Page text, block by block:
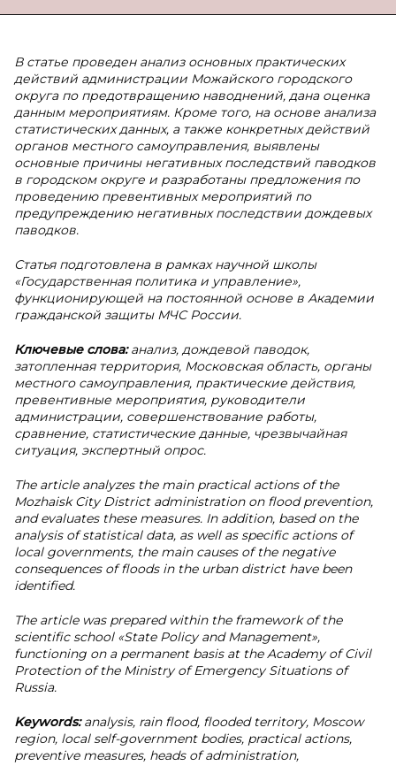
В статье проведен анализ основных практических
действий администрации Можайского городского
округа по предотвращению наводнений, дана оценка
данным мероприятиям. Кроме того, на основе анализа
статистических данных, а также конкретных действий
органов местного самоуправления, выявлены
основные причины негативных последствий паводков
в городском округе и разработаны предложения по
проведению превентивных мероприятий по
предупреждению негативных последствии дождевых
паводков.
Статья подготовлена в рамках научной школы
«Государственная политика и управление»,
функционирующей на постоянной основе в Академии
гражданской защиты МЧС России.
Ключевые слова:анализ, дождевой паводок,
затопленная территория, Московская область, органы
местного самоуправления, практические действия,
превентивные мероприятия, руководители
администрации, совершенствование работы,
сравнение, статистические данные, чрезвычайная
ситуация, экспертный опрос.
The article analyzes the main practical actions of the
Mozhaisk City District administration on flood prevention,
and evaluates these measures. In addition, based on the
analysis of statistical data, as well as specific actions of
local governments, the main causes of the negative
consequences of floods in the urban district have been
identified.
The article was prepared within the framework of the
scientific school «State Policy and Management»,
functioning on a permanent basis at the Academy of Civil
Protection of the Ministry of Emergency Situations of
Russia.
Keywords:analysis, rain flood, flooded territory, Moscow
region, local self-government bodies, practical actions,
preventive measures, heads of administration,